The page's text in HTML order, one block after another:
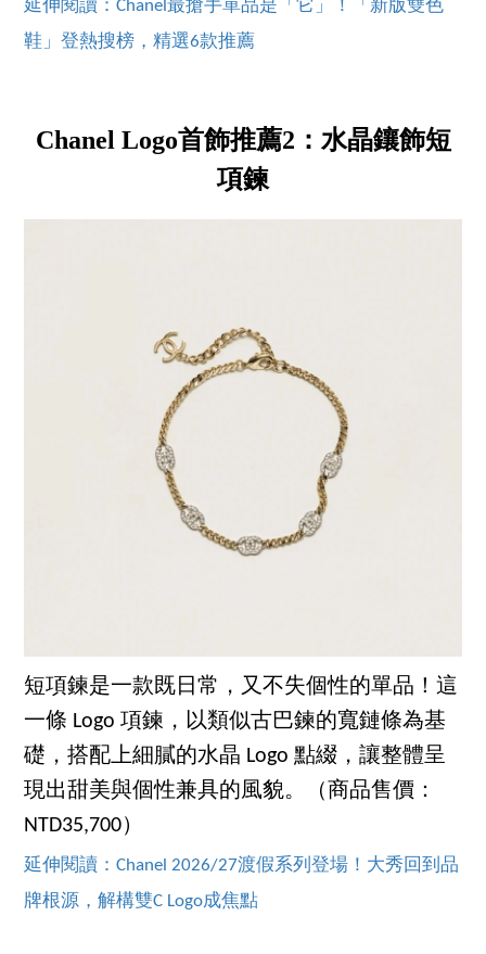
延伸閱讀：Chanel最搶手單品是「它」！「新版雙色
鞋」登熱搜榜，精選6款推薦
Chanel Logo首飾推薦2：水晶鑲飾短
項鍊
短項鍊是一款既日常，又不失個性的單品！這
一條 Logo 項鍊，以類似古巴鍊的寬鏈條為基
礎，搭配上細膩的水晶 Logo 點綴，讓整體呈
現出甜美與個性兼具的風貌。（商品售價：
NTD35,700）
延伸閱讀：Chanel 2026/27渡假系列登場！大秀回到品
牌根源，解構雙C Logo成焦點